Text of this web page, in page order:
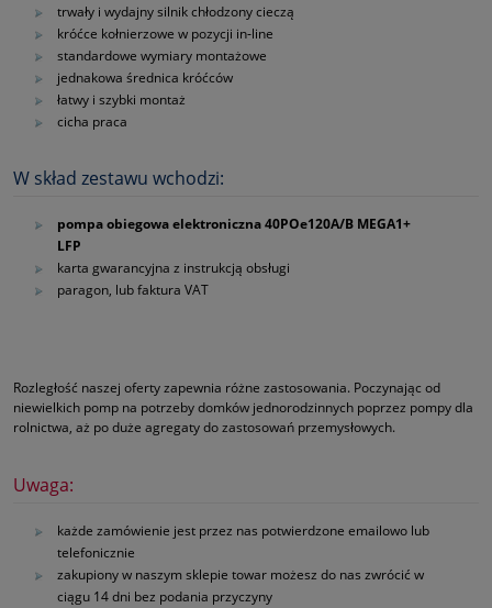
trwały i wydajny silnik chłodzony cieczą
króćce kołnierzowe w pozycji in‑line
standardowe wymiary montażowe
jednakowa średnica króćców
łatwy i szybki montaż
cicha praca
W skład zestawu wchodzi:
pompa obiegowa elektroniczna 40POe120A/B MEGA1+
LFP
karta gwarancyjna z instrukcją obsługi
paragon, lub faktura VAT
Rozległość naszej oferty zapewnia różne zastosowania. Poczynając od
niewielkich pomp na potrzeby domków jednorodzinnych poprzez pompy dla
rolnictwa, aż po duże agregaty do zastosowań przemysłowych.
Uwaga:
każde zamówienie jest przez nas potwierdzone emailowo lub
telefonicznie
zakupiony w naszym sklepie towar możesz do nas zwrócić w
ciągu 14 dni bez podania przyczyny